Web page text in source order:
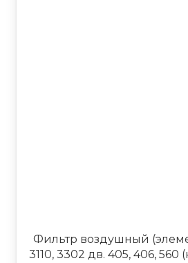
Фильтр воздушный
3110, 3302 дв. 405, 406,